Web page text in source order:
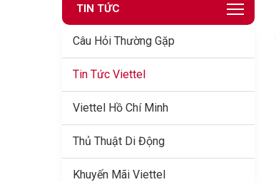
TIN TỨC
Câu Hỏi Thường Gặp
Tin Tức Viettel
Viettel Hồ Chí Minh
Thủ Thuật Di Động
Khuyến Mãi Viettel